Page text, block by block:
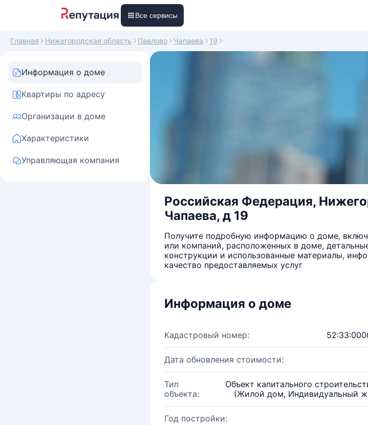
Все сервисы
Главная Нижегородская область Павлово Чапаева 19
Информация о доме
Квартиры по адресу
Организации в доме
Характеристики
Управляющая компания
Российская Федерация,
Чапаева, д 19
Получите подробную информацию о доме,
или компаний, расположенных в доме,
конструкции и использованные материалы,
качество предоставляемых услуг
Информация о доме
Кадастровый номер:
Дата обновления стоимости:
Тип
объекта:
Объект капитального
(Жилой дом, Индивидуальный
Год постройки: